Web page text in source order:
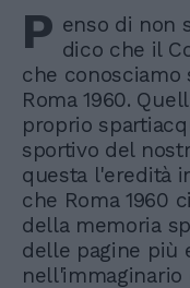
P enso di non
dico che il
che conosciamo
Roma 1960.
proprio
sportivo del
questa l'eredità
che Roma 1960
della memoria
delle pagine più
nell'immaginario